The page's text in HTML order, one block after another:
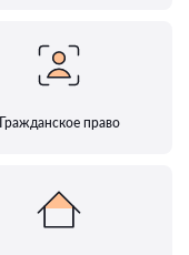
Гражданское право